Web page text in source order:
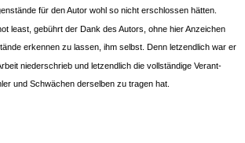
für den Autor wohl so nicht erschlossen hätten.
least, gebührt der Dank des Autors, ohne hier Anzeichen
erkennen zu lassen, ihm selbst. Denn letzendlich war er
niederschrieb und letzendlich die vollständige Verant-
und Schwächen derselben zu tragen hat.